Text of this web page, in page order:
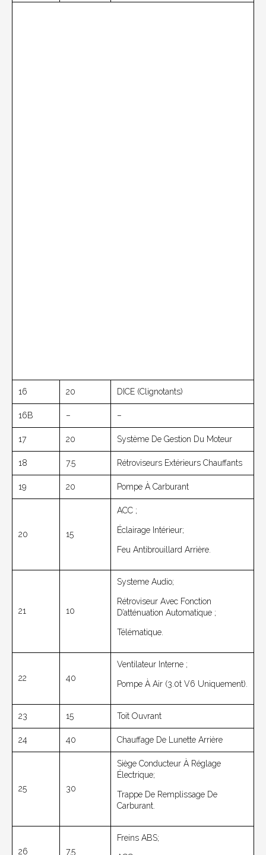
16 20 DICE (clignotants)
16B – –
17 20 Système De Gestion Du Moteur
18 7.5 Rétroviseurs Extérieurs Chauffants
19 20 Pompe À Carburant
20 15
ACC ;
Éclairage Intérieur;
Feu Antibrouillard Arrière.
21 10
Systeme Audio;
Rétroviseur Avec Fonction
D’atténuation Automatique ;
Télématique.
22 40
Ventilateur Interne ;
Pompe À Air (3.0t V6 Uniquement).
23 15 Toit Ouvrant
24 40 Chauffage De Lunette Arrière
25 30
Siège Conducteur À Réglage
Électrique;
Trappe De Remplissage De
Carburant.
26 7.5
Freins ABS;